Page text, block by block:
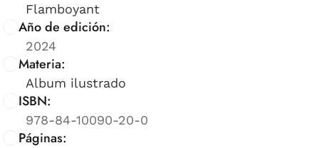
Flamboyant
Año de edición:
2024
Materia:
Album ilustrado
ISBN:
978-84-10090-20-0
Páginas: